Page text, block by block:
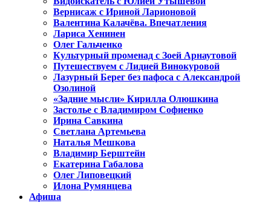
Вернисаж с Ириной Ларионовой
Валентина Калачёва. Впечатления
Лариса Хенинен
Олег Гальченко
Культурный променад с Зоей Арнаутовой
Путешествуем с Лидией Винокуровой
Лазурный Берег без пафоса с Александрой
Озолиной
«Задние мысли» Кирилла Олюшкина
Застолье с Владимиром Софиенко
Ирина Савкина
Светлана Артемьева
Наталья Мешкова
Владимир Берштейн
Екатерина Габалова
Олег Липовецкий
Илона Румянцева
Афиша